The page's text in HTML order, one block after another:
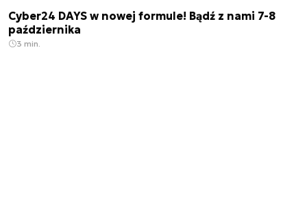
Cyber24 DAYS w nowej formule! Bądź z nami 7-8
października
3 min.